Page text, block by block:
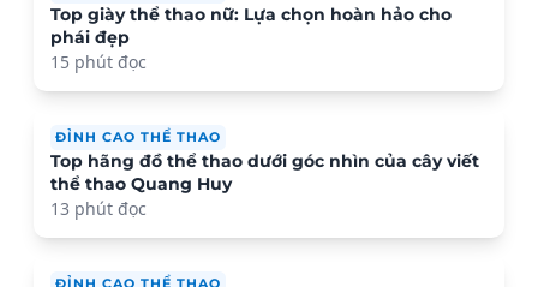
Top giày thể thao nữ: Lựa chọn hoàn hảo cho
phái đẹp
15 phút đọc
ĐỈNH CAO THỂ THAO
Top hãng đồ thể thao dưới góc nhìn của cây viết
thể thao Quang Huy
13 phút đọc
ĐỈNH CAO THỂ THAO